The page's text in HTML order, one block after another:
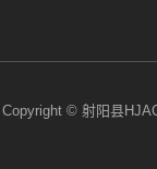
Copyright © 射阳县